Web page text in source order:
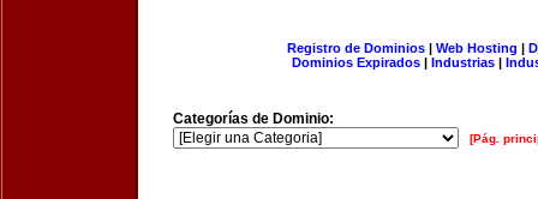
Registro de Dominios| Web Hosting |
Dominios Expirados | Industrias |
Categorías de Dominio:
[Pág.